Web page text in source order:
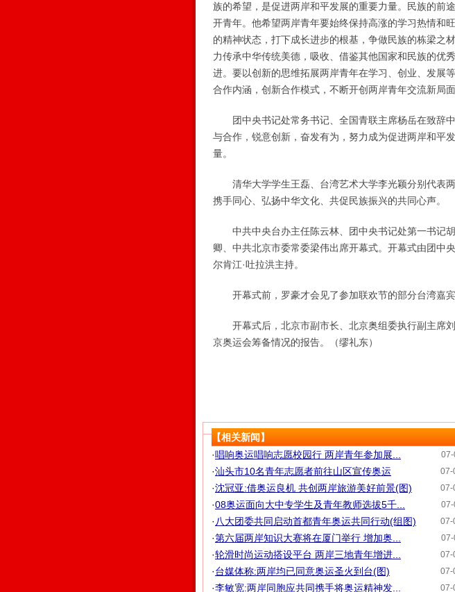
族的希望，是促进两岸和平发展的重要力量。民族的前
开青年。他希望两岸青年要始终保持高涨的学习热情和
的精神状态，打下成长进步的根基，争做民族的栋梁之
力传承中华传统美德，吸收、借鉴其他国家和民族的优
进。要以创新的思维拓展两岸青年在学习、创业、发展
合作内涵，创新合作模式，不断开创两岸青年交流新局面
团中央书记处常务书记、全国青联主席杨岳在致辞
与合作，锐意创新，奋发有为，努力成为促进两岸和平
量。
清华大学学生王磊、台湾艺术大学李光颖分别代表
携手同心、弘扬中华文化、共促民族振兴的共同心声。
中共中央台办主任陈云林、团中央书记处第一书记
卿、中共北京市委常委梁伟出席开幕式。开幕式由团中
尔肯江·吐拉洪主持。
开幕式前，罗豪才会见了参加联欢节的部分台湾嘉宾
开幕式后，北京市副市长、北京奥组委执行副主席
京奥运会筹备情况的报告。（缪礼东）
【相关新闻】
07-
·唱响奥运唱响志愿校园行 两岸青年参加展...
07-
·汕头市10名青年志愿者前往山区宣传奥运
07-
·沈冠亚:借奥运良机 共创两岸旅游美好前景(图)
07-
·08奥运面向大中专学生及青年教师选拔5千...
07-
· 八大团委共同启动首都青年奥运共同行动(组图)
07-
·第六届两岸知识大赛将在厦门举行 增加奥...
07-
·轮滑时尚运动搭设平台 两岸三地青年增进...
07-
·台媒体称:两岸均已同意奥运圣火到台(图)
07-
·李敏宽:两岸同胞应共同携手将奥运精神发...